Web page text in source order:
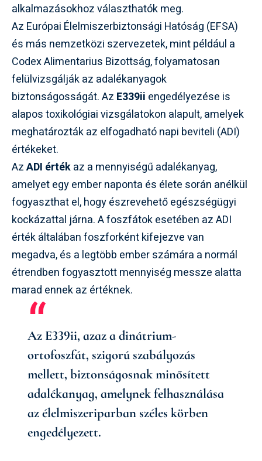
alkalmazásokhoz választhatók meg.
Az Európai Élelmiszerbiztonsági Hatóság (EFSA)
és más nemzetközi szervezetek, mint például a
Codex Alimentarius Bizottság, folyamatosan
felülvizsgálják az adalékanyagok
biztonságosságát. Az E339ii engedélyezése is
alapos toxikológiai vizsgálatokon alapult, amelyek
meghatározták az elfogadható napi beviteli (ADI)
értékeket.
AzADI értékaz a mennyiségű adalékanyag,
amelyet egy ember naponta és élete során anélkül
fogyaszthat el, hogy észrevehető egészségügyi
kockázattal járna. A foszfátok esetében az ADI
érték általában foszforként kifejezve van
megadva, és a legtöbb ember számára a normál
étrendben fogyasztott mennyiség messze alatta
marad ennek az értéknek.
Az E339ii, azaz adinátrium-
ortofoszfát, szigorú szabályozás
mellett, biztonságosnak minősített
adalékanyag, amelynek felhasználása
az élelmiszeriparban széles körben
engedélyezett.